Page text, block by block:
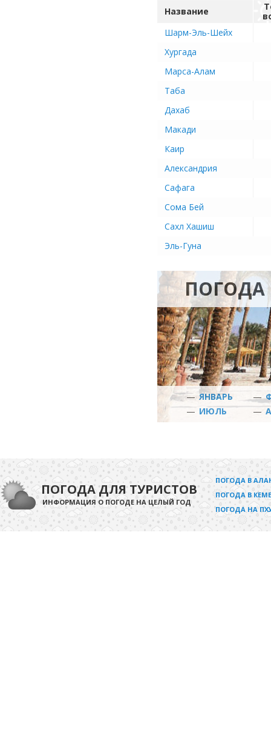
Название
Шарм-Эль-Шейх
Хургада
Марса-Алам
Таба
Дахаб
Макади
Каир
Александрия
Сафага
Сома Бей
Сахл Хашиш
Эль-Гуна
ПОГОДА
— ЯНВАРЬ —
— ИЮЛЬ —
ПОГОДА ДЛЯ ТУРИСТОВ
ИНФОРМАЦИЯ О ПОГОДЕ НА ЦЕЛЫЙ ГОД
ПОГОДА В
ПОГОДА В
ПОГОДА НА